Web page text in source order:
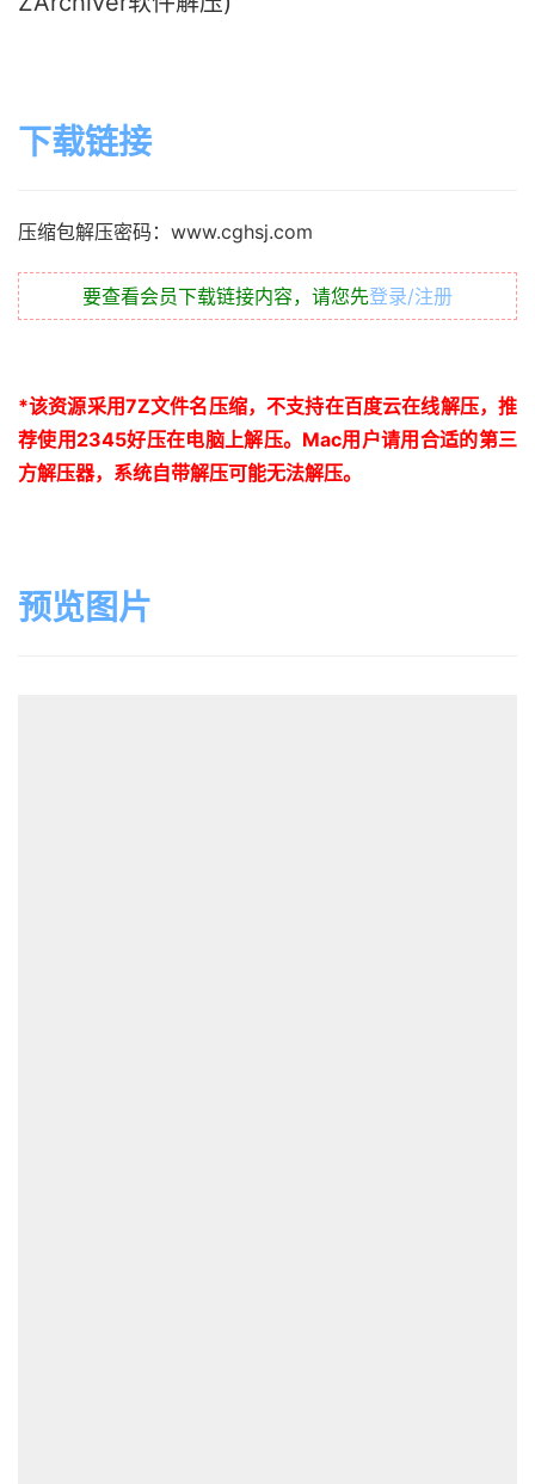
下载链接
压缩包解压密码：www.cghsj.com
要查看会员下载链接内容，请您先登录/注册
*该资源采用7Z文件名压缩，不支持在百度云在线解压，推
荐使用2345好压在电脑上解压。 Mac用户请用合适的第三
方解压器，系统自带解压可能无法解压。
预览图片